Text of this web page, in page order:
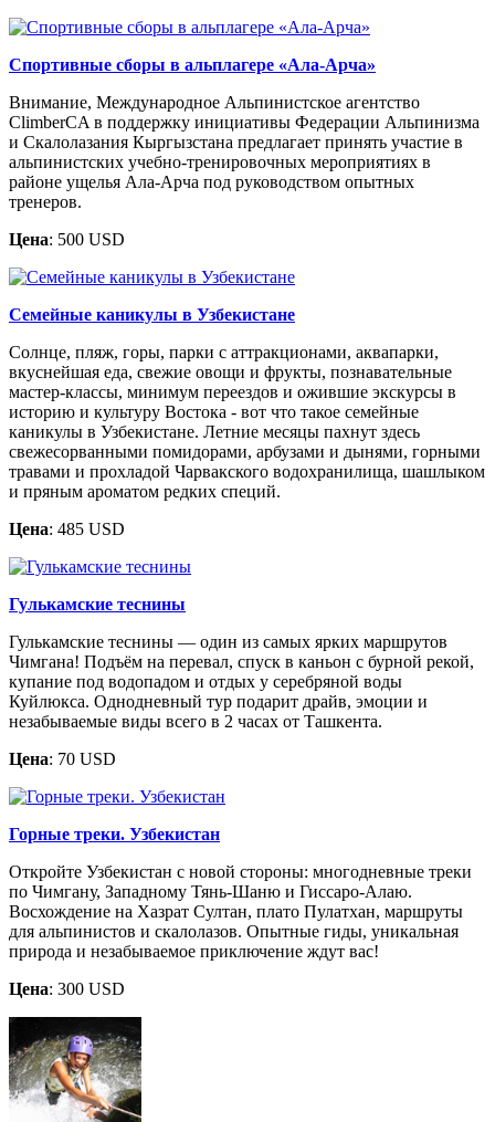
Спортивные сборы в альплагере «Ала-Арча»
Внимание, Международное Альпинистское агентство
ClimberCA в поддержку инициативы Федерации Альпинизма
и Скалолазания Кыргызстана предлагает принять участие в
альпинистских учебно-тренировочных мероприятиях в
районе ущелья Ала-Арча под руководством опытных
тренеров.
Цена: 500 USD
Семейные каникулы в Узбекистане
Солнце, пляж, горы, парки с аттракционами, аквапарки,
вкуснейшая еда, свежие овощи и фрукты, познавательные
мастер-классы, минимум переездов и ожившие экскурсы в
историю и культуру Востока - вот что такое семейные
каникулы в Узбекистане. Летние месяцы пахнут здесь
свежесорванными помидорами, арбузами и дынями, горными
травами и прохладой Чарвакского водохранилища, шашлыком
и пряным ароматом редких специй.
Цена: 485 USD
Гулькамские теснины
Гулькамские теснины — один из самых ярких маршрутов
Чимгана! Подъём на перевал, спуск в каньон с бурной рекой,
купание под водопадом и отдых у серебряной воды
Куйлюкса. Однодневный тур подарит драйв, эмоции и
незабываемые виды всего в 2 часах от Ташкента.
Цена: 70 USD
Горные треки. Узбекистан
Откройте Узбекистан с новой стороны: многодневные треки
по Чимгану, Западному Тянь-Шаню и Гиссаро-Алаю.
Восхождение на Хазрат Султан, плато Пулатхан, маршруты
для альпинистов и скалолазов. Опытные гиды, уникальная
природа и незабываемое приключение ждут вас!
Цена: 300 USD